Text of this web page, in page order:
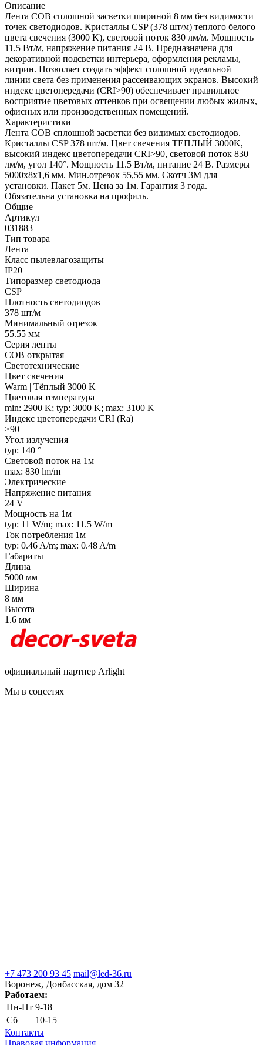
Описание
Лента COB сплошной засветки шириной 8 мм без видимости
точек светодиодов. Кристаллы CSP (378 шт/м) теплого белого
цвета свечения (3000 K), световой поток 830 лм/м. Мощность
11.5 Вт/м, напряжение питания 24 В. Предназначена для
декоративной подсветки интерьера, оформления рекламы,
витрин. Позволяет создать эффект сплошной идеальной
линии света без применения рассеивающих экранов. Высокий
индекс цветопередачи (CRI>90) обеспечивает правильное
восприятие цветовых оттенков при освещении любых жилых,
офисных или производственных помещений.
Характеристики
Лента COB сплошной засветки без видимых светодиодов.
Кристаллы CSP 378 шт/м. Цвет свечения ТЕПЛЫЙ 3000K,
высокий индекс цветопередачи CRI>90, световой поток 830
лм/м, угол 140°. Мощность 11.5 Вт/м, питание 24 В. Размеры
5000х8х1,6 мм. Мин.отрезок 55,55 мм. Скотч 3М для
установки. Пакет 5м. Цена за 1м. Гарантия 3 года.
Обязательна установка на профиль.
Общие
Артикул
031883
Тип товара
Лента
Класс пылевлагозащиты
IP20
Типоразмер светодиода
CSP
Плотность светодиодов
378 шт/м
Минимальный отрезок
55.55 мм
Серия ленты
COB открытая
Светотехнические
Цвет свечения
Warm | Тёплый 3000 K
Цветовая температура
min: 2900 K; typ: 3000 K; max: 3100 K
Индекс цветопередачи CRI (Ra)
>90
Угол излучения
typ: 140 °
Световой поток на 1м
max: 830 lm/m
Электрические
Напряжение питания
24 V
Мощность на 1м
typ: 11 W/m; max: 11.5 W/m
Ток потребления 1м
typ: 0.46 A/m; max: 0.48 A/m
Габариты
Длина
5000 мм
Ширина
8 мм
Высота
1.6 мм
официальный партнер Arlight
Мы в соцсетях
+7 473 200 93 45 mail@led-36.ru
Воронеж, Донбасская, дом 32
Работаем:
Пн-Пт 9-18
Сб
10-15
Контакты